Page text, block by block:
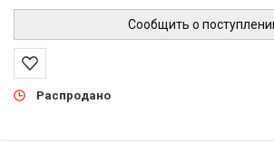
Распродано
Сообщить о